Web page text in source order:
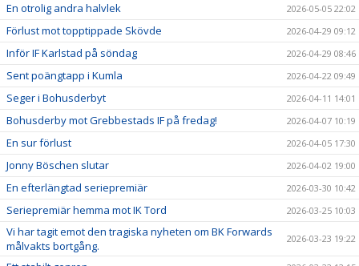
En otrolig andra halvlek 2026-05-05 22:02
Förlust mot topptippade Skövde 2026-04-29 09:12
Inför IF Karlstad på söndag 2026-04-29 08:46
Sent poängtapp i Kumla 2026-04-22 09:49
Seger i Bohusderbyt 2026-04-11 14:01
Bohusderby mot Grebbestads IF på fredag! 2026-04-07 10:19
En sur förlust 2026-04-05 17:30
Jonny Böschen slutar 2026-04-02 19:00
En efterlängtad seriepremiär 2026-03-30 10:42
Seriepremiär hemma mot IK Tord 2026-03-25 10:03
Vi har tagit emot den tragiska nyheten om BK Forwards
målvakts bortgång.
2026-03-23 19:22